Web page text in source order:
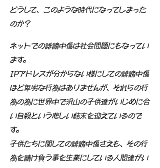
どうして、このような時代になってしまった
のか？
ネットでの誹謗中傷は社会問題にもなってい
ます。
IPアドレスが分からない様にしての誹謗中傷
ほど卑劣な行為はありませんが、それらの行
為の為に世界中で沢山の子供達がいじめに合
い自殺という悲しい結末を迎えているので
す。
子供たちに関しての誹謗中傷さえも、その行
為を請け負う事を生業にしている人間達がい